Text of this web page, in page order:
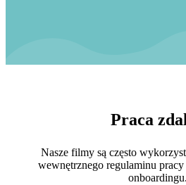
Praca
Nasze filmy są często
wewnętrznego regulaminu
onboardingu.